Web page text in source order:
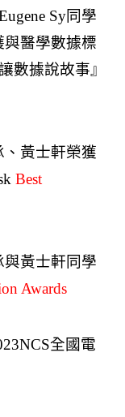
Sy同學
與醫學數據標
數據說故事』
、黃士軒榮獲
Best
與黃士軒同學
Awards
全國電